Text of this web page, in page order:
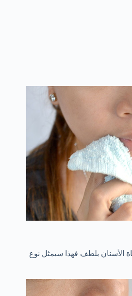
الأسنان بلطف فهذا سيمثل نوع